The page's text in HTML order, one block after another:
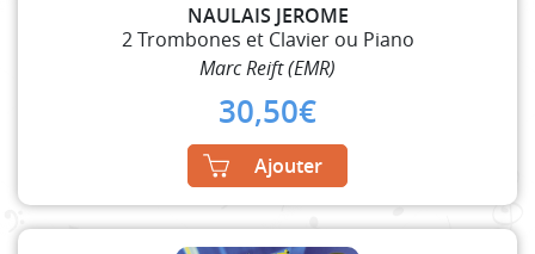
NAULAIS JEROME
2 Trombones et Clavier ou Piano
Marc Reift (EMR)
30,50€
Ajouter